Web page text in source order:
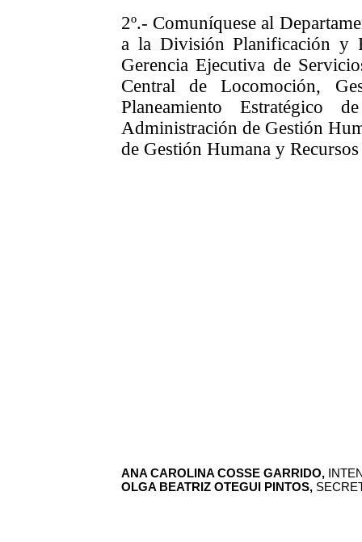
2º.- Comuníquese al
a la División Planificación y
Gerencia Ejecutiva de
Central de Locomoción,
Planeamiento Estratégico
Administración de Gestión
de Gestión Humana y
ANA CAROLINA COSSE GARRIDO,
OLGA BEATRIZ OTEGUI PINTOS,